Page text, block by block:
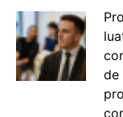
de